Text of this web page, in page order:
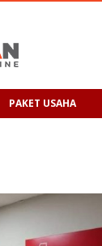
PAKET USAHA